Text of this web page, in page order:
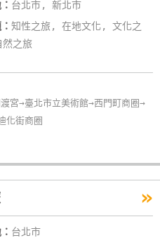
台北市, 新北市
知性之旅, 在地文化, 文化之
之旅
宮→臺北市立美術館→西門町商圈→
化街商圈
»
台北市